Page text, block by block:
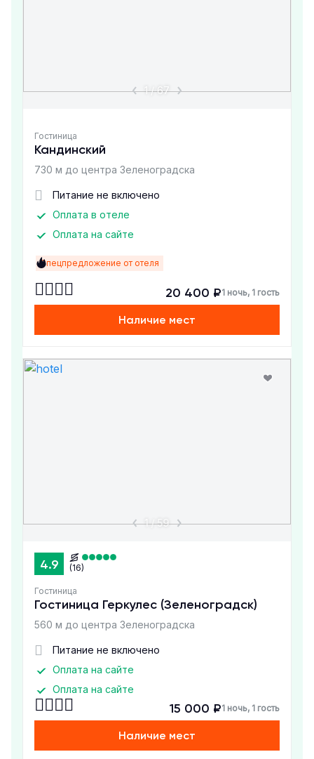
1/67
Гостиница
Кандинский
730 м до центра Зеленоградска
Питание не включено
Оплата в отеле
Оплата на сайте
Спецпредложение от отеля
20 400 ₽1 ночь, 1 гость
Наличие мест
1/59
4.9 (16)
Гостиница
Гостиница Геркулес (Зеленоградск)
560 м до центра Зеленоградска
Питание не включено
Оплата на сайте
Оплата на сайте
15 000 ₽1 ночь, 1 гость
Наличие мест